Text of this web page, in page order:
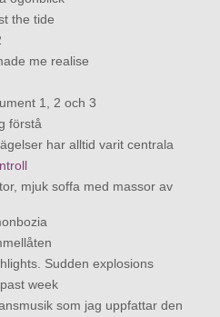
the tide
me realise
1, 2 och 3
förstå
har alltid varit centrala
mjuk soffa med massor av
Sudden explosions
week
som jag uppfattar den